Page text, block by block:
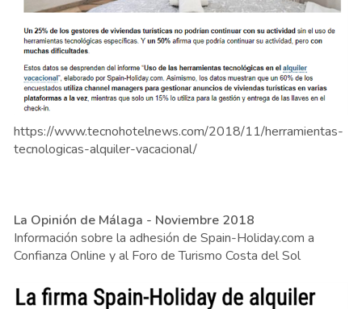
https://www.tecnohotelnews.com/2018/11/herramientas-
tecnologicas-alquiler-vacacional/
La Opinión de Málaga - Noviembre 2018
Información sobre la adhesión de Spain-Holiday.com a
Confianza Online y al Foro de Turismo Costa del Sol